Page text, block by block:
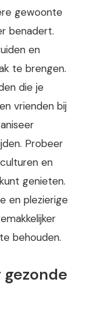
gewoonte
benadert.
en
te brengen.
die je
vrienden bij
Probeer
en
genieten.
en plezierige
behouden.